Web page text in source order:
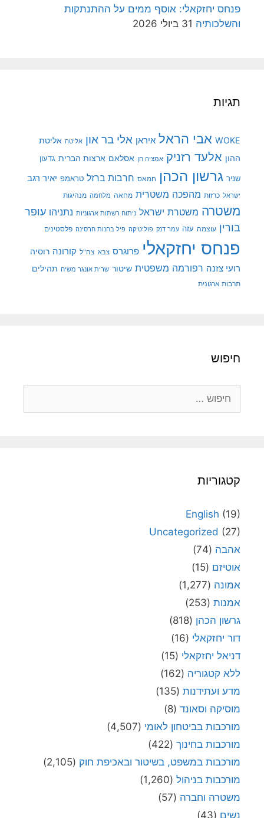
פנחס יחזקאלי: אוסף ממים על ההתנתקות
והשלכותיה 31 ביולי 2026
תגיות
WOKE אבי הראל איראן אלי בר און אליטה אליטת
ההון אלעד רזניק אמציה חן אסלאם ארצות הברית גדעון
שניר גרשון הכהן חמאס חרבות ברזל טראמפ יאיר רגב
ישראל כרזות מהפכה משטרית מחאה מלחמה מנהיגות
משטרה משטרת ישראל ניתוח רשתות ארגוניות נתניהו עופר
בורין עוצמה עזה עמר דנק פוליטיקה פיל בחנות חרסינה פלסטינים
פנחס יחזקאלי פרוגרס צבא צה"ל קורונה רוסיה
רועי צזנה רפורמה משפטית שיטור שרית אונגר משיח תהילים
תרבות ארגונית
חיפוש
קטגוריות
English (19)
Uncategorized (27)
אהבה (74)
אוטיזם (15)
אמונה (1,277)
אמנות (253)
גרשון הכהן (818)
דור יחזקאלי (16)
דניאל יחזקאלי (15)
ללא קטגוריה (162)
מדע ועתידנות (135)
מוסיקה וסאונד (8)
מורכבות בביטחון לאומי (4,507)
מורכבות בחינוך (422)
מורכבות במשפט, בשיטור ובאכיפת חוק (2,105)
מורכבות בניהול (1,260)
משטרה וחברה (57)
נשים (43)